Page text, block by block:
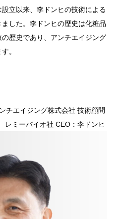
立以来、李ドンヒの技術による
した。李ドンヒの歴史は化粧品
歴史であり、アンチエイジング
。
チエイジング株式会社 技術顧問
レミーバイオ社 CEO：李ドンヒ